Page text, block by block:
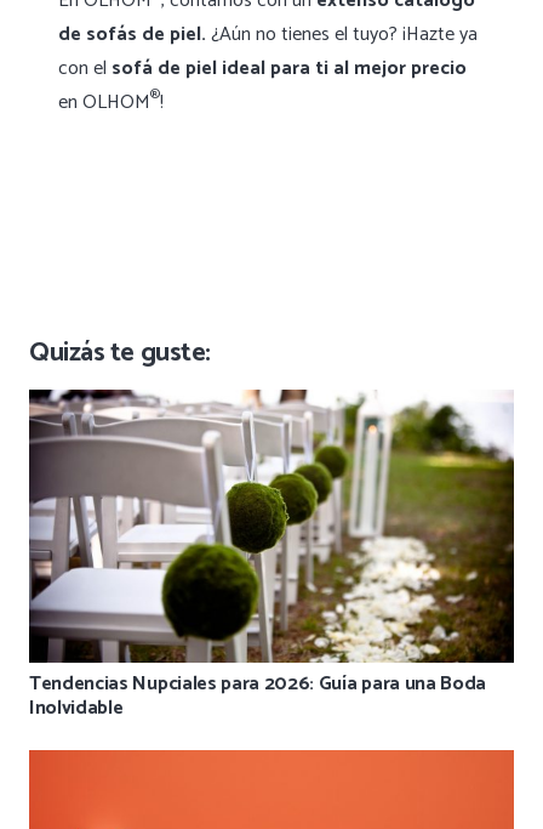
de sofás de piel.¿Aún no tienes el tuyo? ¡Hazte ya
con el sofá de piel ideal para ti al mejor precio
en OLHOM®!
Quizás te guste:
Tendencias Nupciales para 2026: Guía para una Boda
Inolvidable